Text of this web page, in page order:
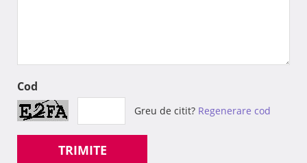
Cod
Greu de citit? Regenerare cod
TRIMITE